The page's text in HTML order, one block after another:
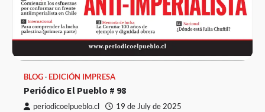
BLOG EDICIÓN IMPRESA
Periódico El Pueblo # 98
periodicoelpueblo.cl 19 de July de 2025